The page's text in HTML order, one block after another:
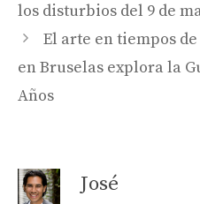
los disturbios del 9 de
El arte en tiempos
en Bruselas explora la
Años
José